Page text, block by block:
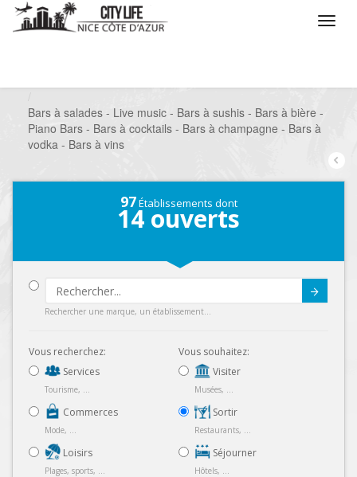
Bars à salades - Live music - Bars à sushis - Bars à bière -
Piano Bars - Bars à cocktails - Bars à champagne - Bars à
vodka - Bars à vins
97Établissements dont
14 ouverts
Rechercher une marque, un établissement...
Vous recherchez:
Services
Tourisme, ...
Commerces
Mode, ...
Loisirs
Plages, sports, ...
Vous souhaitez:
Visiter
Musées, ...
Sortir
Restaurants, ...
Séjourner
Hôtels, ...